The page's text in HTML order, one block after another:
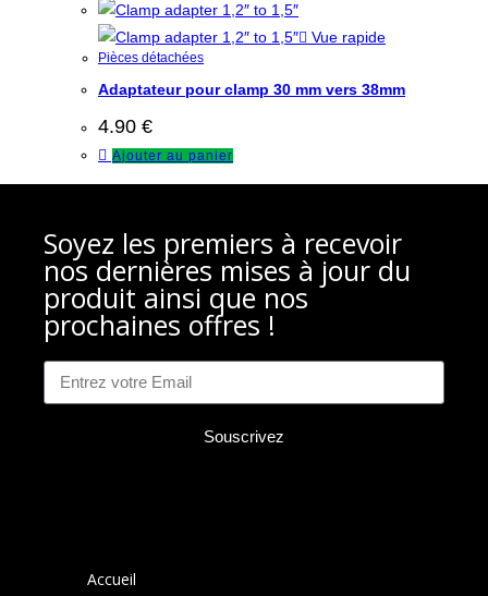
Vue rapide
Pièces détachées
Adaptateur pour clamp 30 mm vers 38mm
4.90 €
Ajouter au panier
Soyez les premiers à recevoir
nos dernières mises à jour du
produit ainsi que nos
prochaines offres !
Souscrivez
Accueil